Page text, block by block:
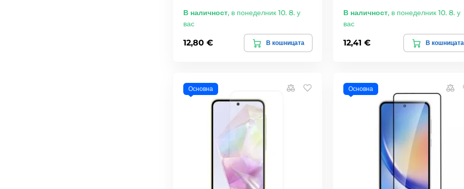
В наличност, в понеделник 10. 8. у
вас
12,80 € В кошницата
В наличност, в понеделник 10. 8. у
вас
12,41 € В кошницата
Основна Основна